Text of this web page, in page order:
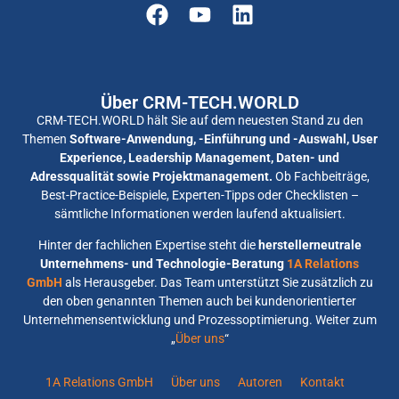
Über CRM-TECH.WORLD
CRM-TECH.WORLD hält Sie auf dem neuesten Stand zu den
Themen Software-Anwendung, -Einführung und -Auswahl, User
Experience, Leadership Management, Daten- und
Adressqualität sowie Projektmanagement. Ob Fachbeiträge,
Best-Practice-Beispiele, Experten-Tipps oder Checklisten –
sämtliche Informationen werden laufend aktualisiert.
Hinter der fachlichen Expertise steht die herstellerneutrale
Unternehmens- und Technologie-Beratung 1A Relations
GmbH als Herausgeber. Das Team unterstützt Sie zusätzlich zu
den oben genannten Themen auch bei kundenorientierter
Unternehmensentwicklung und Prozessoptimierung. Weiter zum
„Über uns“
1A Relations GmbH Über uns Autoren Kontakt